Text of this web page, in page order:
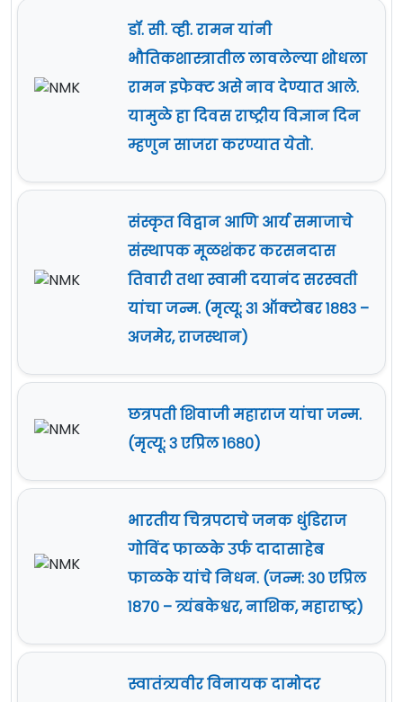
डॉ. सी. व्ही. रामन यांनी
भौतिकशास्त्रातील लावलेल्या शोधला
रामन इफेक्ट असे नाव देण्यात आले.
यामुळे हा दिवस राष्ट्रीय विज्ञान दिन
म्हणुन साजरा करण्यात येतो.
संस्कृत विद्वान आणि आर्य समाजाचे
संस्थापक मूळशंकर करसनदास
तिवारी तथा स्वामी दयानंद सरस्वती
यांचा जन्म. (मृत्यू: ३१ ऑक्टोबर १८८३ –
अजमेर, राजस्थान)
छत्रपती शिवाजी महाराज यांचा जन्म.
(मृत्यू: ३ एप्रिल १६८०)
भारतीय चित्रपटाचे जनक धुंडिराज
गोविंद फाळके उर्फ दादासाहेब
फाळके यांचे निधन. (जन्म: ३० एप्रिल
१८७० – त्र्यंबकेश्वर, नाशिक, महाराष्ट्र)
स्वातंत्र्यवीर विनायक दामोदर